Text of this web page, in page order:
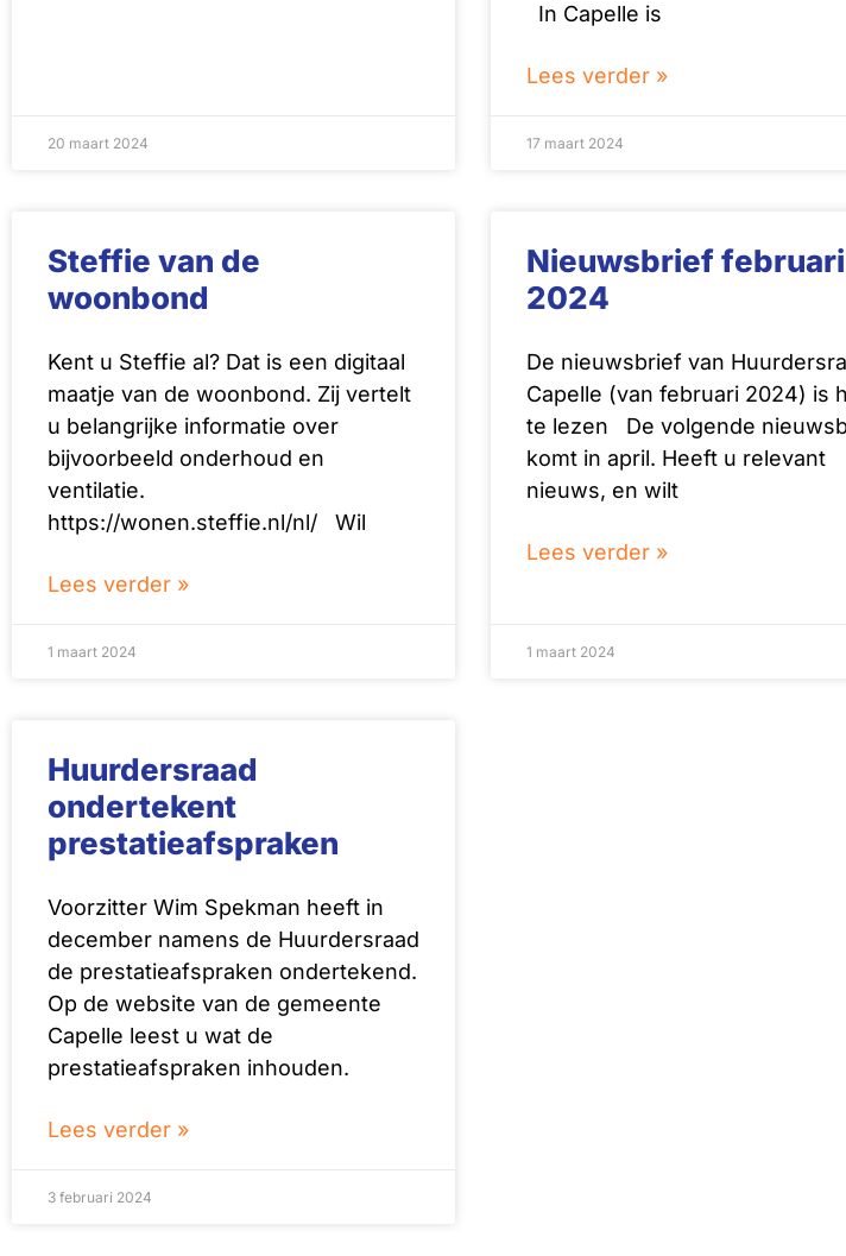
20 maart 2024
In Capelle is
Lees verder »
17 maart 2024
Steffie van de
woonbond
Kent u Steffie al? Dat is een digitaal
maatje van de woonbond. Zij vertelt
u belangrijke informatie over
bijvoorbeeld onderhoud en
ventilatie.
https://wonen.steffie.nl/nl/ Wil
Lees verder »
1 maart 2024
Nieuwsbrief februari
2024
De nieuwsbrief van
Capelle (van februari 2024) is
te lezen De volgende
komt in april. Heeft u relevant
nieuws, en wilt
Lees verder »
1 maart 2024
Huurdersraad
ondertekent
prestatieafspraken
Voorzitter Wim Spekman heeft in
december namens de Huurdersraad
de prestatieafspraken ondertekend.
Op de website van de gemeente
Capelle leest u wat de
prestatieafspraken inhouden.
Lees verder »
3 februari 2024